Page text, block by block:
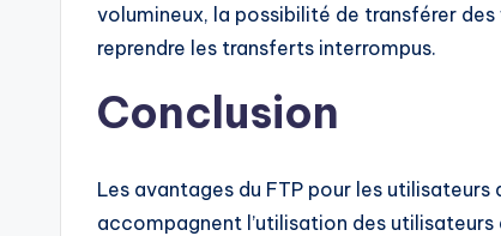
volumineux, la possibilité de transférer
reprendre les transferts interrompus.
Conclusion
Les avantages du FTP pour les
accompagnent l’utilisation des utilisateurs